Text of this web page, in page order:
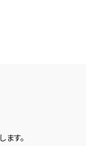
の「保存検
す。